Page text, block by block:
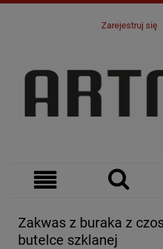
Zarejestruj się
Zakwas z buraka z
butelce szklanej